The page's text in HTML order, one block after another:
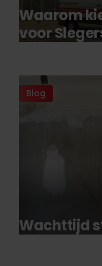
Waarom
voor
Blog
Wachttijd